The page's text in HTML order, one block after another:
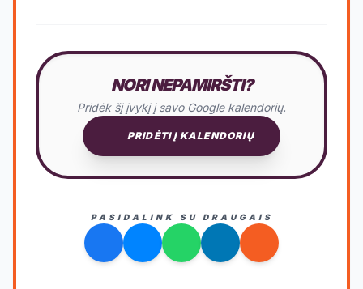
NORI NEPAMIRŠTI?
Pridėk šį įvykį į savo Google kalendorių.
PRIDĖTI Į KALENDORIŲ
PASIDALINK SU DRAUGAIS